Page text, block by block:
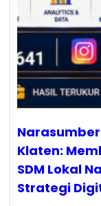
Klaten:
SDM Lokal
Strategi